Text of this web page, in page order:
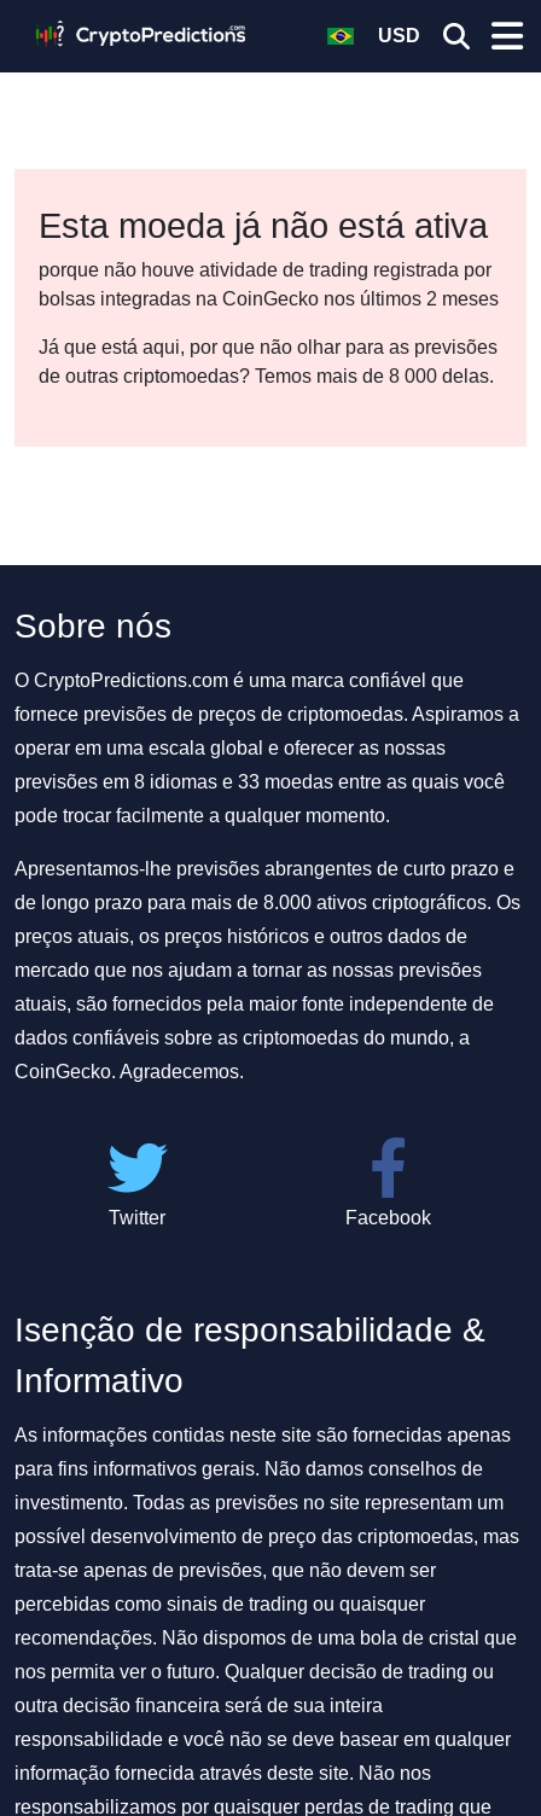
USD
Esta moeda já não está ativa
porque não houve atividade de trading registrada por
bolsas integradas na CoinGecko nos últimos 2 meses
Já que está aqui, por que não olhar para as previsões
de outras criptomoedas? Temos mais de 8 000 delas.
Sobre nós
O CryptoPredictions.com é uma marca confiável que
fornece previsões de preços de criptomoedas. Aspiramos a
operar em uma escala global e oferecer as nossas
previsões em 8 idiomas e 33 moedas entre as quais você
pode trocar facilmente a qualquer momento.
Apresentamos-lhe previsões abrangentes de curto prazo e
de longo prazo para mais de 8.000 ativos criptográficos. Os
preços atuais, os preços históricos e outros dados de
mercado que nos ajudam a tornar as nossas previsões
atuais, são fornecidos pela maior fonte independente de
dados confiáveis sobre as criptomoedas do mundo, a
CoinGecko. Agradecemos.
Twitter Facebook
Isenção de responsabilidade &
Informativo
As informações contidas neste site são fornecidas apenas
para fins informativos gerais. Não damos conselhos de
investimento. Todas as previsões no site representam um
possível desenvolvimento de preço das criptomoedas, mas
trata-se apenas de previsões, que não devem ser
percebidas como sinais de trading ou quaisquer
recomendações. Não dispomos de uma bola de cristal que
nos permita ver o futuro. Qualquer decisão de trading ou
outra decisão financeira será de sua inteira
responsabilidade e você não se deve basear em qualquer
informação fornecida através deste site. Não nos
responsabilizamos por quaisquer perdas de trading que